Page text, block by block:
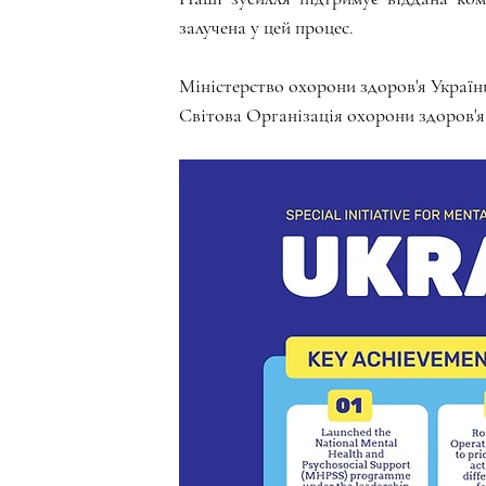
залучена у цей процес.
Міністерство охорони здоров'я
Світова Організація охорони здоров'я